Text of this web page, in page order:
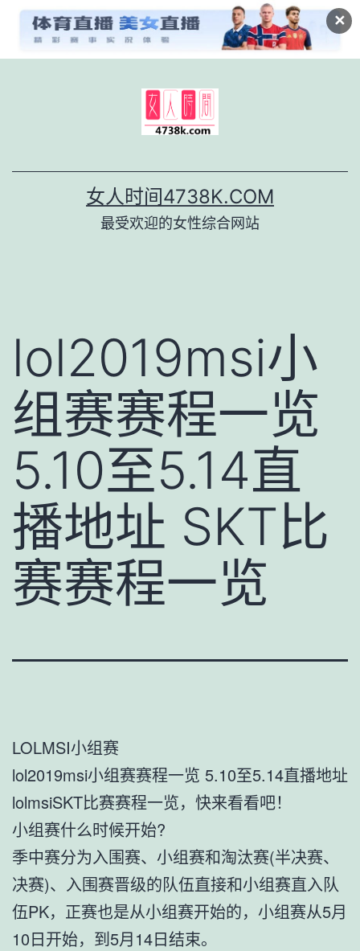
✕
女人时间4738K.COM
最受欢迎的女性综合网站
lol2019msi小
组赛赛程一览
5.10至5.14直
播地址 SKT比
赛赛程一览
LOLMSI小组赛
lol2019msi小组赛赛程一览 5.10至5.14直播地址
lolmsiSKT比赛赛程一览，快来看看吧！
小组赛什么时候开始?
季中赛分为入围赛、小组赛和淘汰赛(半决赛、
决赛)、入围赛晋级的队伍直接和小组赛直入队
伍PK，正赛也是从小组赛开始的，小组赛从5月
10日开始，到5月14日结束。